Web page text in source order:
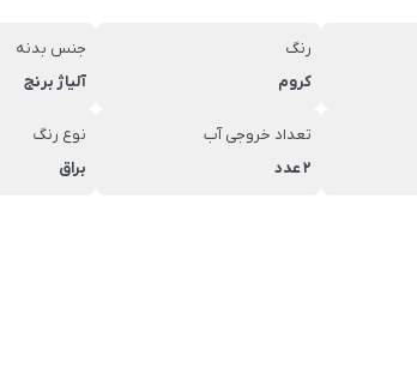
رنگ
کروم
جنس بدنه
آلیاژ برنج
تعداد خروجی آب
2 عدد
نوع رنگ
براق